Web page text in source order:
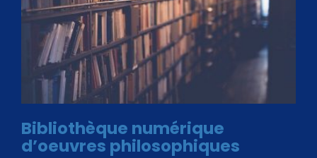
Bibliothèque numérique
d’oeuvres philosophiques